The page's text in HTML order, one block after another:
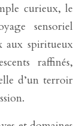
curieux, le
sensoriel
aux spiritueux
raffinés,
d’un terroir